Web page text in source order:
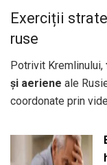
Exerciții
ruse
Potrivit Kremlinului,
și aeriene ale
coordonate prin